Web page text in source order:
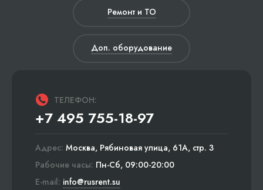
Ремонт и ТО
Доп. оборудование
ТЕЛЕФОН:
+7 495 755-18-97
Адрес: Москва, Рябиновая улица, 61А, стр. 3
Рабочие часы: Пн-Сб, 09:00-20:00
E-mail: info@rusrent.su